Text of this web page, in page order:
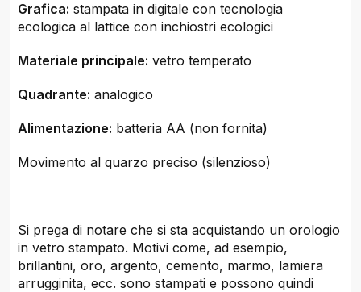
Grafica: stampata in digitale con tecnologia
ecologica al lattice con inchiostri ecologici
Materiale principale: vetro temperato
Quadrante: analogico
Alimentazione: batteria AA (non fornita)
Movimento al quarzo preciso (silenzioso)
Si prega di notare che si sta acquistando un orologio
in vetro stampato. Motivi come, ad esempio,
brillantini, oro, argento, cemento, marmo, lamiera
arrugginita, ecc. sono stampati e possono quindi